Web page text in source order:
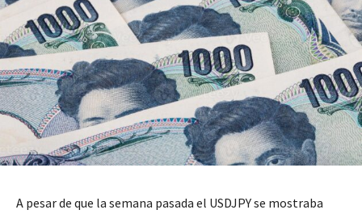
A pesar de que la semana pasada el USDJPY se mostraba